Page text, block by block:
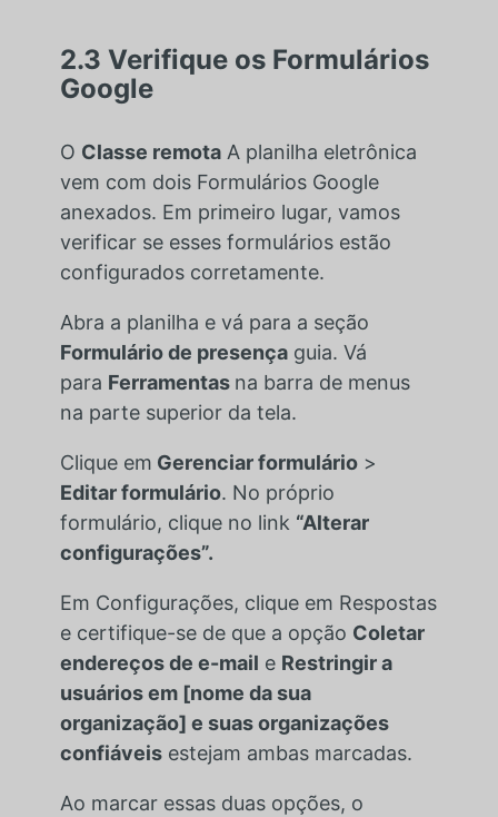
2.3 Verifique os Formulários
Google
O Classe remotaA planilha eletrônica
vem com dois Formulários Google
anexados. Em primeiro lugar, vamos
verificar se esses formulários estão
configurados corretamente.
Abra a planilha e vá para a seção
Formulário de presençaguia. Vá
para Ferramentas na barra de menus
na parte superior da tela.
Clique em Gerenciar formulário>
Editar formulário. No próprio
formulário, clique no link “Alterar
configurações”.
Em Configurações, clique em Respostas
e certifique-se de que a opção Coletar
endereços de e-mail e Restringir a
usuários em [nome da sua
organização] e suas organizações
confiáveisestejam ambas marcadas.
Ao marcar essas duas opções, o